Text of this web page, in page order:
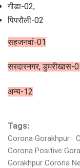
गीडा-02,
पिपरौली-02
सहजनवां-01
सरदारनगर, डुमरीखास-
अन्य-12
Tags:
Corona Gorakhpur
Corona Positive
Gorakhpur Corona